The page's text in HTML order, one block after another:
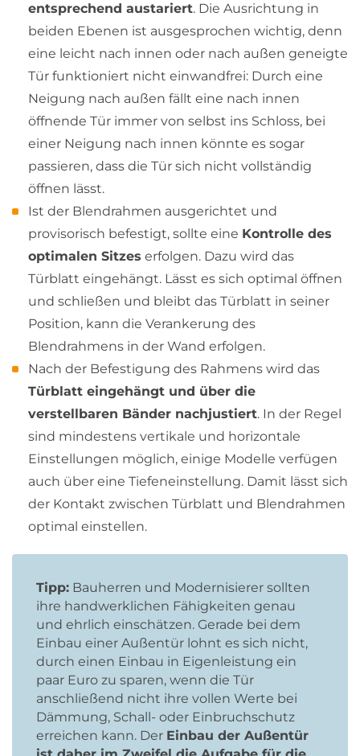
entsprechend austariert. Die Ausrichtung in
beiden Ebenen ist ausgesprochen wichtig, denn
eine leicht nach innen oder nach außen geneigte
Tür funktioniert nicht einwandfrei: Durch eine
Neigung nach außen fällt eine nach innen
öffnende Tür immer von selbst ins Schloss, bei
einer Neigung nach innen könnte es sogar
passieren, dass die Tür sich nicht vollständig
öffnen lässt.
Ist der Blendrahmen ausgerichtet und
provisorisch befestigt, sollte eine Kontrolle des
optimalen Sitzes erfolgen. Dazu wird das
Türblatt eingehängt. Lässt es sich optimal öffnen
und schließen und bleibt das Türblatt in seiner
Position, kann die Verankerung des
Blendrahmens in der Wand erfolgen.
Nach der Befestigung des Rahmens wird das
Türblatt eingehängt und über die
verstellbaren Bänder nachjustiert. In der Regel
sind mindestens vertikale und horizontale
Einstellungen möglich, einige Modelle verfügen
auch über eine Tiefeneinstellung. Damit lässt sich
der Kontakt zwischen Türblatt und Blendrahmen
optimal einstellen.
Tipp: Bauherren und Modernisierer sollten
ihre handwerklichen Fähigkeiten genau
und ehrlich einschätzen. Gerade bei dem
Einbau einer Außentür lohnt es sich nicht,
durch einen Einbau in Eigenleistung ein
paar Euro zu sparen, wenn die Tür
anschließend nicht ihre vollen Werte bei
Dämmung, Schall- oder Einbruchschutz
erreichen kann. Der Einbau der Außentür